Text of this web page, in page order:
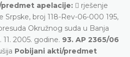
apelacije:  rješenje
broj 118-Rev-06-000 195,
Okružnog suda u Banja
11. 2005. godine. 93. AP 2365/06
Pobijani akti/predmet